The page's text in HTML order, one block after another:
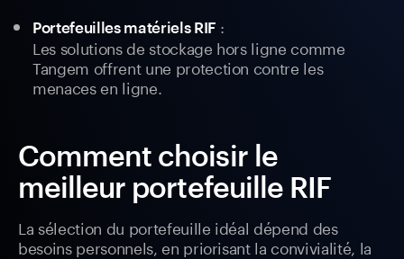
Portefeuilles matériels RIF :
Les solutions de stockage hors ligne comme
Tangem offrent une protection contre les
menaces en ligne.
Comment choisir le
meilleur portefeuille RIF
La sélection du portefeuille idéal dépend des
besoins personnels, en priorisant la convivialité, la